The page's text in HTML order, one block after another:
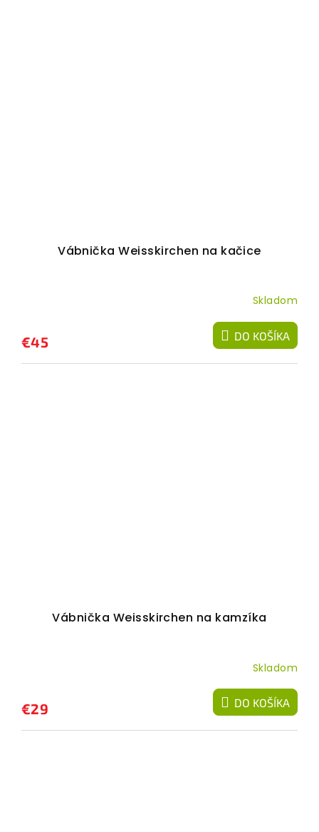
Vábnička Weisskirchen na kačice
Skladom
€45 DO KOŠÍKA
Vábnička Weisskirchen na kamzíka
Skladom
€29 DO KOŠÍKA